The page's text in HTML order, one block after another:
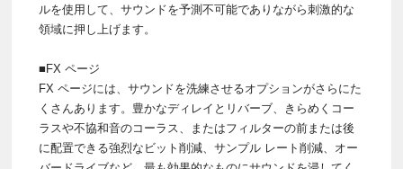
ルを使用して、サウンドを予測不可能でありながら刺激的な
領域に押し上げます。
■FX ページ
FX ページには、サウンドを洗練させるオプションがさらにた
くさんあります。豊かなディレイとリバーブ、きらめくコー
ラスや不協和音のコーラス、またはフィルターの前または後
に配置できる強烈なビット削減、サンプル レート削減、オー